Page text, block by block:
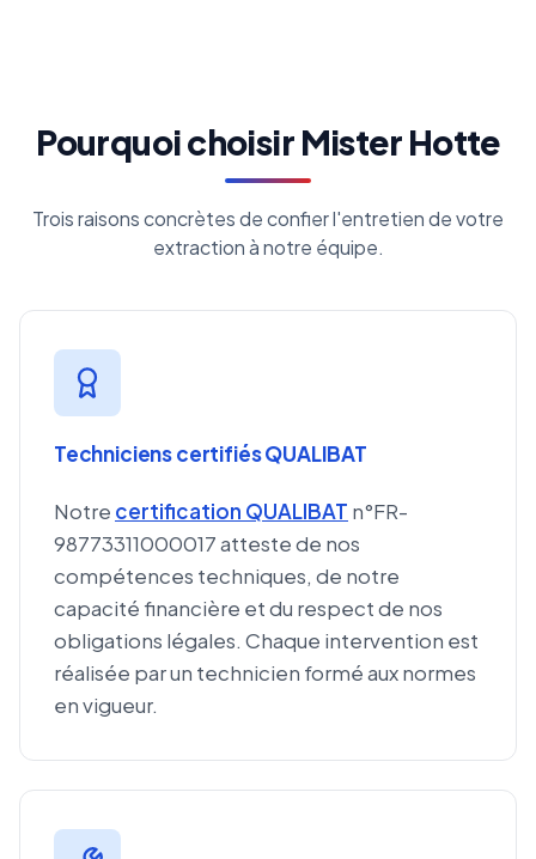
Pourquoi choisir Mister Hotte
Trois raisons concrètes de confier l'entretien de votre
extraction à notre équipe.
Techniciens certifiés QUALIBAT
Notre certification QUALIBAT n°FR-
98773311000017 atteste de nos
compétences techniques, de notre
capacité financière et du respect de nos
obligations légales. Chaque intervention est
réalisée par un technicien formé aux normes
en vigueur.